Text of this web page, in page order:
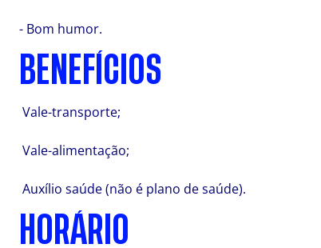
- Bom humor.
BENEFÍCIOS
Vale-transporte;
Vale-alimentação;
Auxílio saúde (não é plano de saúde).
HORÁRIO